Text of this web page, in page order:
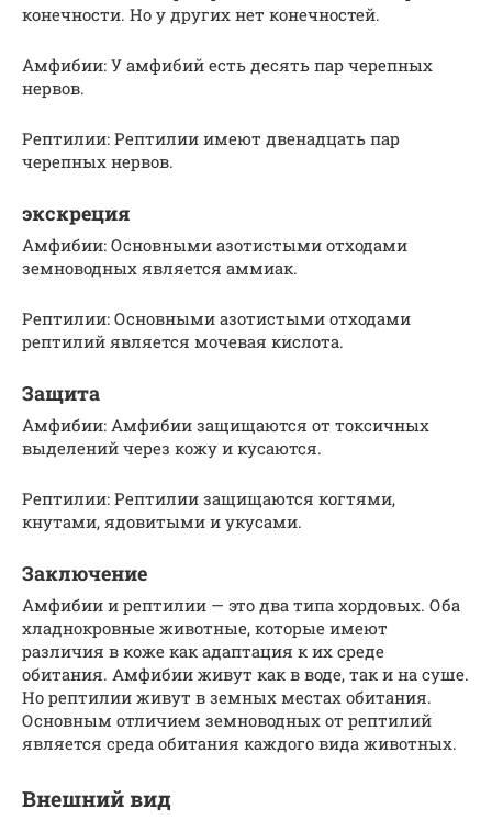
конечности. Но у других нет конечностей.
Амфибии: У амфибий есть десять пар черепных
нервов.
Рептилии: Рептилии имеют двенадцать пар
черепных нервов.
экскреция
Амфибии: Основными азотистыми отходами
земноводных является аммиак.
Рептилии: Основными азотистыми отходами
рептилий является мочевая кислота.
Защита
Амфибии: Амфибии защищаются от токсичных
выделений через кожу и кусаются.
Рептилии: Рептилии защищаются когтями,
кнутами, ядовитыми и укусами.
Заключение
Амфибии и рептилии — это два типа хордовых. Оба
хладнокровные животные, которые имеют
различия в коже как адаптация к их среде
обитания. Амфибии живут как в воде, так и на суше.
Но рептилии живут в земных местах обитания.
Основным отличием земноводных от рептилий
является среда обитания каждого вида животных.
Внешний вид